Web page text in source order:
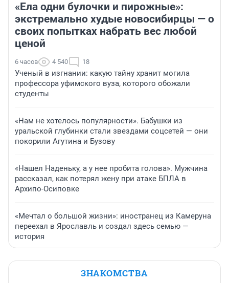
«Ела одни булочки и пирожные»:
экстремально худые новосибирцы — о
своих попытках набрать вес любой
ценой
6 часов 4 540 18
Ученый в изгнании: какую тайну хранит могила
профессора уфимского вуза, которого обожали
студенты
«Нам не хотелось популярности». Бабушки из
уральской глубинки стали звездами соцсетей — они
покорили Агутина и Бузову
«Нашел Наденьку, а у нее пробита голова». Мужчина
рассказал, как потерял жену при атаке БПЛА в
Архипо-Осиповке
«Мечтал о большой жизни»: иностранец из Камеруна
переехал в Ярославль и создал здесь семью —
история
ЗНАКОМСТВА